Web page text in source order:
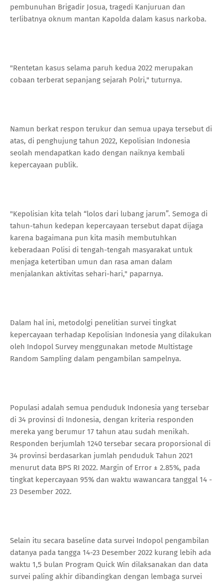
pembunuhan Brigadir Josua, tragedi Kanjuruan dan
terlibatnya oknum mantan Kapolda dalam kasus narkoba.
"Rentetan kasus selama paruh kedua 2022 merupakan
cobaan terberat sepanjang sejarah Polri," tuturnya.
Namun berkat respon terukur dan semua upaya tersebut di
atas, di penghujung tahun 2022, Kepolisian Indonesia
seolah mendapatkan kado dengan naiknya kembali
kepercayaan publik.
"Kepolisian kita telah “lolos dari lubang jarum”. Semoga di
tahun-tahun kedepan kepercayaan tersebut dapat dijaga
karena bagaimana pun kita masih membutuhkan
keberadaan Polisi di tengah-tengah masyarakat untuk
menjaga ketertiban umun dan rasa aman dalam
menjalankan aktivitas sehari-hari," paparnya.
Dalam hal ini, metodolgi penelitian survei tingkat
kepercayaan terhadap Kepolisian Indonesia yang dilakukan
oleh Indopol Survey menggunakan metode Multistage
Random Sampling dalam pengambilan sampelnya.
Populasi adalah semua penduduk Indonesia yang tersebar
di 34 provinsi di Indonesia, dengan kriteria responden
mereka yang berumur 17 tahun atau sudah menikah.
Responden berjumlah 1240 tersebar secara proporsional di
34 provinsi berdasarkan jumlah penduduk Tahun 2021
menurut data BPS RI 2022. Margin of Error ± 2.85%, pada
tingkat kepercayaan 95% dan waktu wawancara tanggal 14 -
23 Desember 2022.
Selain itu secara baseline data survei Indopol pengambilan
datanya pada tangga 14-23 Desember 2022 kurang lebih ada
waktu 1,5 bulan Program Quick Win dilaksanakan dan data
survei paling akhir dibandingkan dengan lembaga survei